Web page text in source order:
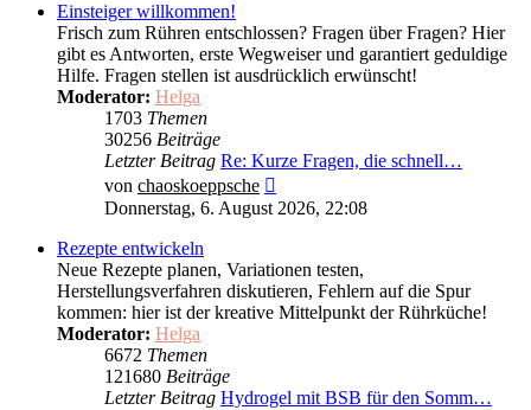
Einsteiger willkommen!
Frisch zum Rühren entschlossen? Fragen über Fragen? Hier
gibt es Antworten, erste Wegweiser und garantiert geduldige
Hilfe. Fragen stellen ist ausdrücklich erwünscht!
Moderator: Helga
1703 Themen
30256 Beiträge
Letzter Beitrag Re: Kurze Fragen, die schnell…
von chaoskoeppsche
Beitrag
Donnerstag, 6. August 2026, 22:08
Rezepte entwickeln
Neue Rezepte planen, Variationen testen,
Herstellungsverfahren diskutieren, Fehlern auf die Spur
kommen: hier ist der kreative Mittelpunkt der Rührküche!
Moderator: Helga
6672 Themen
121680 Beiträge
Letzter Beitrag Hydrogel mit BSB für den Somm…